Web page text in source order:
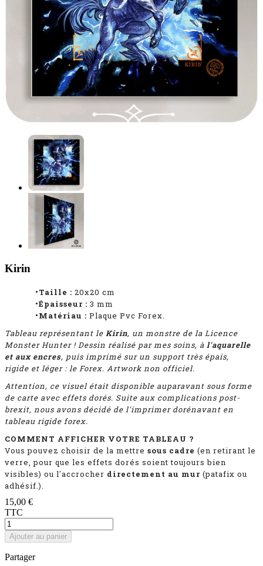
Kirin
•Taille : 20x20 cm
•Épaisseur : 3 mm
•Matériau : Plaque Pvc Forex.
Tableau représentant le Kirin, un monstre de la Licence
Monster Hunter ! Dessin réalisé par mes soins, à l'aquarelle
et aux encres, puis imprimé sur un support très épais,
rigide et léger : le Forex. Artwork non officiel.
Attention, ce visuel était disponible auparavant sous forme
de carte avec effets dorés. Suite aux complications post-
brexit, nous avons décidé de l'imprimer dorénavant en
tableau rigide forex.
COMMENT AFFICHER VOTRE TABLEAU ?
Vous pouvez choisir de la mettre sous cadre (en retirant le
verre, pour que les effets dorés soient toujours bien
visibles) ou l'accrocher directement au mur (patafix ou
adhésif.).
15,00 €
TTC
Ajouter au panier
Partager